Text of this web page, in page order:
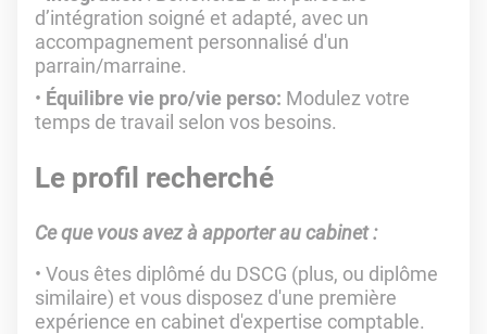
d’intégration soigné et adapté, avec un
accompagnement personnalisé d'un
parrain/marraine.
Équilibre vie pro/vie perso: Modulez votre
temps de travail selon vos besoins.
Le profil recherché
Ce que vous avez à apporter au cabinet :
Vous êtes diplômé du DSCG (plus, ou diplôme
similaire) et vous disposez d'une première
expérience en cabinet d'expertise comptable.